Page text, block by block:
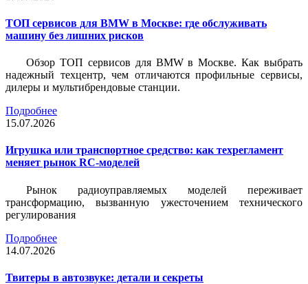
ТОП сервисов для BMW в Москве: где обслуживать
машину без лишних рисков
Обзор ТОП сервисов для BMW в Москве. Как выбрать
надежный техцентр, чем отличаются профильные сервисы,
дилеры и мультибрендовые станции.
Подробнее
15.07.2026
Игрушка или транспортное средство: как техрегламент
меняет рынок RC-моделей
Рынок радиоуправляемых моделей переживает
трансформацию, вызванную ужесточением технического
регулирования
Подробнее
14.07.2026
Твитеры в автозвуке: детали и секреты